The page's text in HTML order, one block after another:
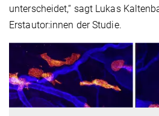
unterscheidet,“ sagt Lukas
Erstautor:innen der Studie.